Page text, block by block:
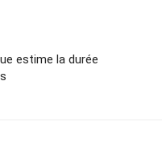
estime la durée